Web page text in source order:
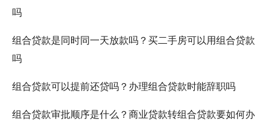
吗
组合贷款是同时同一天放款吗？买二手房可以用组合贷款
吗
组合贷款可以提前还贷吗？办理组合贷款时能辞职吗
组合贷款审批顺序是什么？商业贷款转组合贷款要如何办